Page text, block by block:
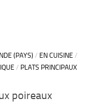
(PAYS) / EN CUISINE /
/ PLATS PRINCIPAUX
poireaux